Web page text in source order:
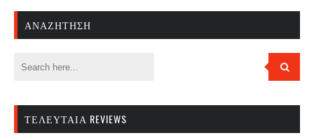
ΑΝΑΖΉΤΗΣΗ
ΤΕΛΕΥΤΑΊΑ REVIEWS